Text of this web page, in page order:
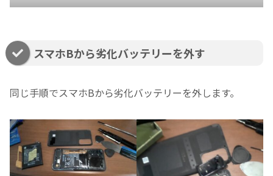
スマホBから劣化バッテリーを外す
同じ手順でスマホBから劣化バッテリーを外します。